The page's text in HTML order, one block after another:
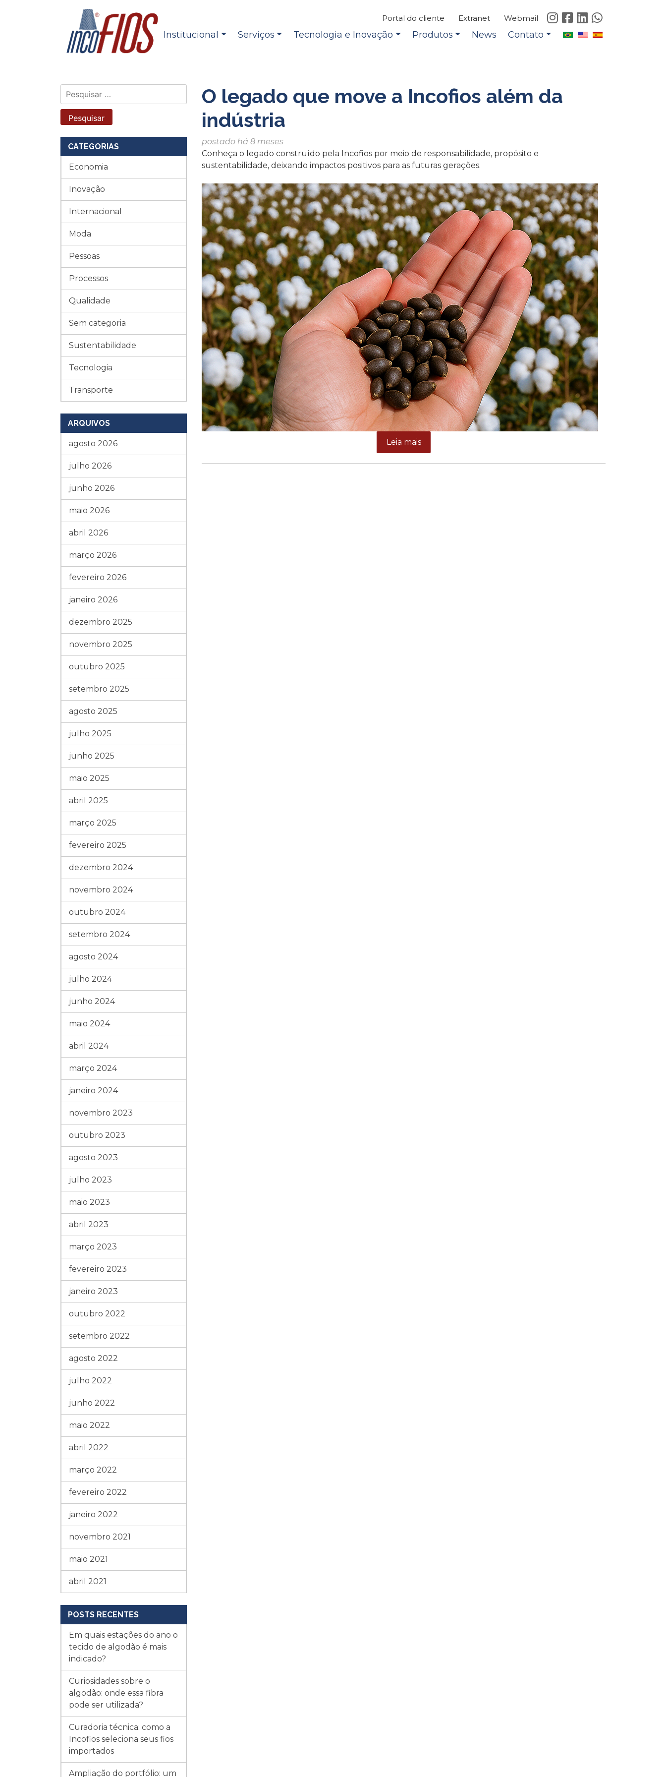
Institucional Serviços Tecnologia e Inovação Produtos News Contato
Portal do cliente Extranet Webmail
Pesquisar
por:
CATEGORIAS
Economia
Inovação
Internacional
Moda
Pessoas
Processos
Qualidade
Sem categoria
Sustentabilidade
Tecnologia
Transporte
ARQUIVOS
agosto 2026
julho 2026
junho 2026
maio 2026
abril 2026
março 2026
fevereiro 2026
janeiro 2026
dezembro 2025
novembro 2025
outubro 2025
setembro 2025
agosto 2025
julho 2025
junho 2025
maio 2025
abril 2025
março 2025
fevereiro 2025
dezembro 2024
novembro 2024
outubro 2024
setembro 2024
agosto 2024
julho 2024
junho 2024
maio 2024
abril 2024
março 2024
janeiro 2024
novembro 2023
outubro 2023
agosto 2023
julho 2023
maio 2023
abril 2023
março 2023
fevereiro 2023
janeiro 2023
outubro 2022
setembro 2022
agosto 2022
julho 2022
junho 2022
maio 2022
abril 2022
março 2022
fevereiro 2022
janeiro 2022
novembro 2021
maio 2021
abril 2021
POSTS RECENTES
Em quais estações do ano o
tecido de algodão é mais
indicado?
Curiosidades sobre o
algodão: onde essa fibra
pode ser utilizada?
Curadoria técnica: como a
Incofios seleciona seus fios
importados
Ampliação do portfólio: um
O legado que move a Incofios além da
indústria
postado há 8 meses
Conheça o legado construído pela Incofios por meio de responsabilidade, propósito e
sustentabilidade, deixando impactos positivos para as futuras gerações.
Leia mais